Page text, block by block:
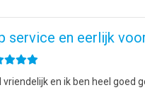
service en eerlijk
vriendelijk en ik ben heel goed